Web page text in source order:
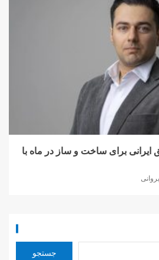
ایرانی برای ساخت و ساز در ماه با
جستجو